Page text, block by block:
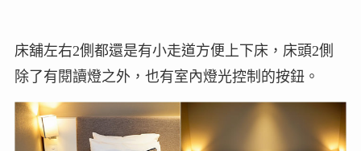
床舖左右2側都還是有小走道方便上下床，床頭2側
除了有閱讀燈之外，也有室內燈光控制的按鈕。